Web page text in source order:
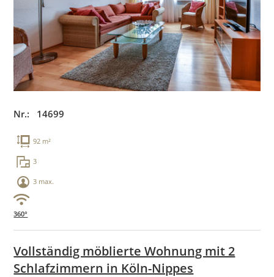
Nr.: 14699
92 m²
3
3 max.
360°
Vollständig möblierte Wohnung mit 2
Schlafzimmern in Köln-Nippes